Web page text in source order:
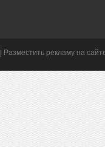
Разместить рекламу на